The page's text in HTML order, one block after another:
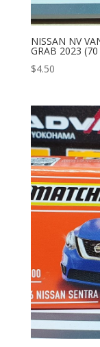
NISSAN NV
GRAB 2023
$4.50